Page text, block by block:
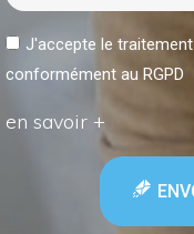
J'accepte le
conformément au RGPD
en savoir +